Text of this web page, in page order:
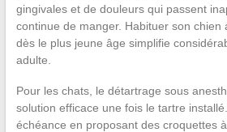
gingivales et de douleurs qui passent
continue de manger. Habituer son chien
dès le plus jeune âge simplifie
adulte.
Pour les chats, le détartrage sous
solution efficace une fois le tartre
échéance en proposant des croquettes